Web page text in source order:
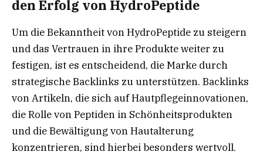
den Erfolg von HydroPeptide
Um die Bekanntheit von HydroPeptide zu steigern
und das Vertrauen in ihre Produkte weiter zu
festigen, ist es entscheidend, die Marke durch
strategische Backlinks zu unterstützen. Backlinks
von Artikeln, die sich auf Hautpflegeinnovationen,
die Rolle von Peptiden in Schönheitsprodukten
und die Bewältigung von Hautalterung
konzentrieren, sind hierbei besonders wertvoll.